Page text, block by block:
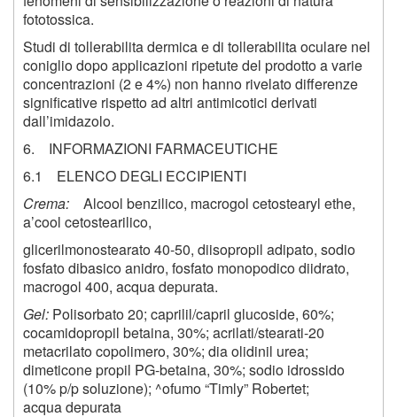
fototossica.
Studi di tollerabilita dermica e di tollerabilita oculare nel
coniglio dopo applicazioni ripetute del prodotto a varie
concentrazioni (2 e 4%) non hanno rivelato differenze
significative rispetto ad altri antimicotici derivati
dall’imidazolo.
6. INFORMAZIONI FARMACEUTICHE
6.1 ELENCO DEGLI ECCIPIENTI
Crema: Alcool benzilico, macrogol cetostearyl ethe,
a’cool cetostearilico,
glicerilmonostearato 40-50, diisopropil adipato, sodio
fosfato dibasico anidro, fosfato monopodico diidrato,
macrogol 400, acqua depurata.
Gel: Polisorbato 20; caprilil/capril glucoside, 60%;
cocamidopropil betaina, 30%; acrilati/stearati-20
metacrilato copolimero, 30%; dia olidinil urea;
dimeticone propil PG-betaina, 30%; sodio idrossido
(10% p/p soluzione); ^ofumo “Timly” Robertet;
acqua depurata